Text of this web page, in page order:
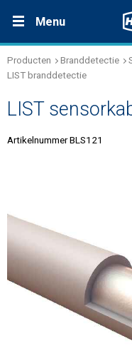
Menu
Oplossingen
Producten
Over Hertek
Werken bij Hertek
Producten Branddetectie
LIST branddetectie
LIST
Artikelnummer BLS121